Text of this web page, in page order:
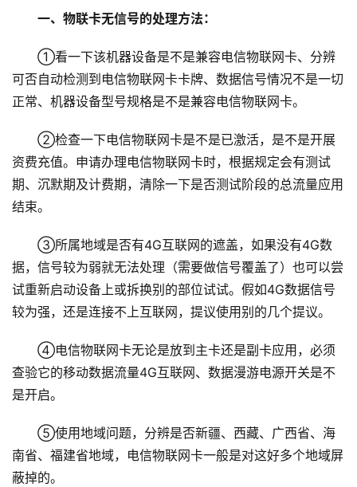
一、物联卡无信号的处理方法：
①看一下该机器设备是不是兼容电信物联网卡、分辨
可否自动检测到电信物联网卡卡牌、数据信号情况不是一切
正常、机器设备型号规格是不是兼容电信物联网卡。
②检查一下电信物联网卡是不是已激活，是不是开展
资费充值。申请办理电信物联网卡时，根据规定会有测试
期、沉默期及计费期，清除一下是否测试阶段的总流量应用
结束。
③所属地域是否有4G互联网的遮盖，如果没有4G数
据，信号较为弱就无法处理（需要做信号覆盖了）也可以尝
试重新启动设备上或拆换别的部位试试。假如4G数据信号
较为强，还是连接不上互联网，提议使用别的几个提议。
④电信物联网卡无论是放到主卡还是副卡应用，必须
查验它的移动数据流量4G互联网、数据漫游电源开关是不
是开启。
⑤使用地域问题，分辨是否新疆、西藏、广西省、海
南省、福建省地域，电信物联网卡一般是对这好多个地域屏
蔽掉的。